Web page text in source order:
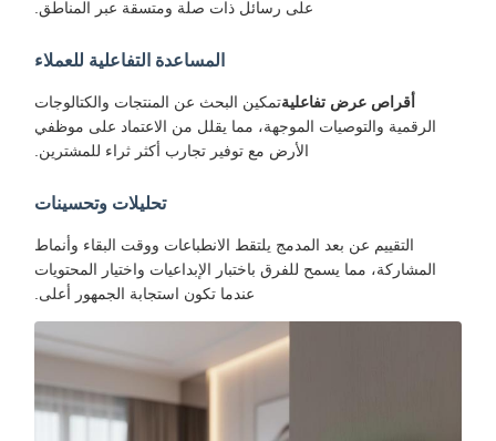
على رسائل ذات صلة ومتسقة عبر المناطق.
المساعدة التفاعلية للعملاء
أقراص عرض تفاعليةتمكين البحث عن المنتجات والكتالوجات
الرقمية والتوصيات الموجهة، مما يقلل من الاعتماد على موظفي
الأرض مع توفير تجارب أكثر ثراء للمشترين.
تحليلات وتحسينات
التقييم عن بعد المدمج يلتقط الانطباعات ووقت البقاء وأنماط
المشاركة، مما يسمح للفرق باختبار الإبداعيات واختيار المحتويات
عندما تكون استجابة الجمهور أعلى.